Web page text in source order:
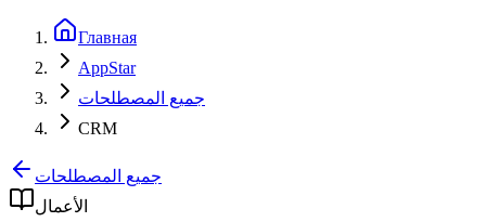
Главная
AppStar
جميع المصطلحات
CRM
جميع المصطلحات
الأعمال